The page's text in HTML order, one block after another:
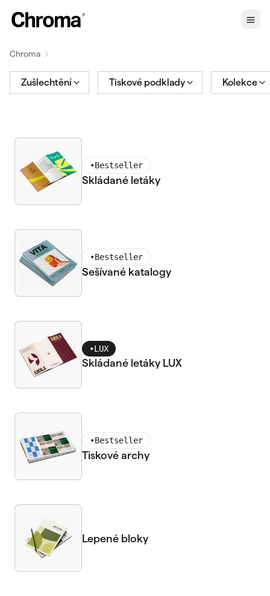
Chroma
Zušlechtění Tiskové podklady Kolekce
•Bestseller
Skládané letáky
•Bestseller
Sešívané katalogy
•LUX
Skládané letáky LUX
•Bestseller
Tiskové archy
Lepené bloky